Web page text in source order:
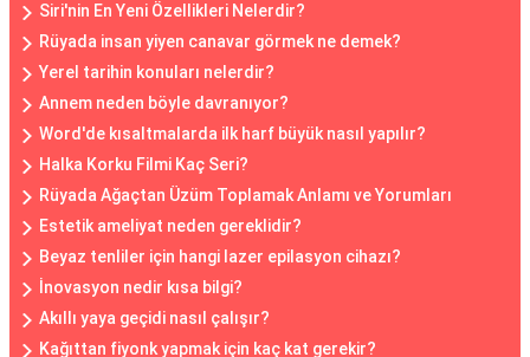
Siri'nin En Yeni Özellikleri Nelerdir?
Rüyada insan yiyen canavar görmek ne demek?
Yerel tarihin konuları nelerdir?
Annem neden böyle davranıyor?
Word'de kısaltmalarda ilk harf büyük nasıl yapılır?
Halka Korku Filmi Kaç Seri?
Rüyada Ağaçtan Üzüm Toplamak Anlamı ve Yorumları
Estetik ameliyat neden gereklidir?
Beyaz tenliler için hangi lazer epilasyon cihazı?
İnovasyon nedir kısa bilgi?
Akıllı yaya geçidi nasıl çalışır?
Kağıttan fiyonk yapmak için kaç kat gerekir?